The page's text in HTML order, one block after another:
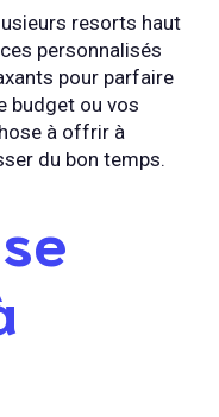
resorts haut
personnalisés
pour parfaire
budget ou vos
à offrir à
du bon temps.